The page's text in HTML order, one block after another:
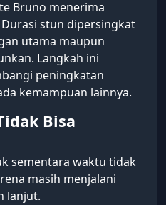
Bruno menerima
stun dipersingkat
utama maupun
Langkah ini
peningkatan
kemampuan lainnya.
Bisa
sementara waktu tidak
masih menjalani
lanjut.